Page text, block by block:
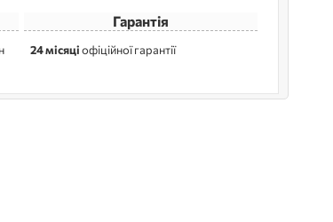
Гарантія
24 місяціофіційної гарантії